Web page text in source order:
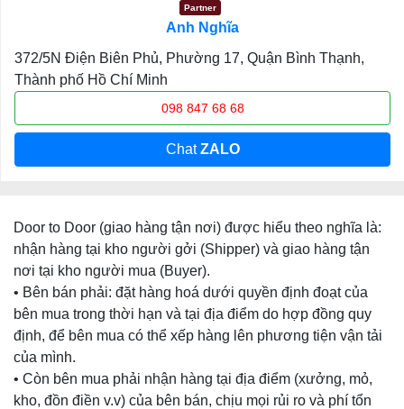
Partner
Anh Nghĩa
372/5N Điện Biên Phủ, Phường 17, Quận Bình Thạnh,
Thành phố Hồ Chí Minh
098 847 68 68
ChatZALO
Door to Door (giao hàng tận nơi) được hiểu theo nghĩa là:
nhận hàng tại kho người gởi (Shipper) và giao hàng tận
nơi tại kho người mua (Buyer).
• Bên bán phải: đặt hàng hoá dưới quyền định đoạt của
bên mua trong thời hạn và tại địa điểm do hợp đồng quy
định, để bên mua có thể xếp hàng lên phương tiện vận tải
của mình.
• Còn bên mua phải nhận hàng tại địa điểm (xưởng, mỏ,
kho, đồn điền v.v) của bên bán, chịu mọi rủi ro và phí tổn